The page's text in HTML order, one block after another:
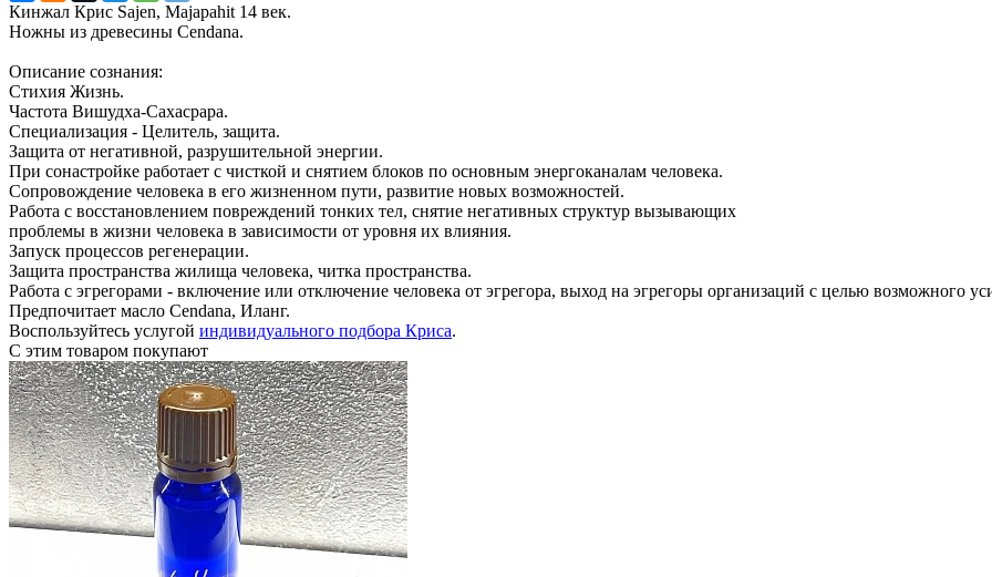
Кинжал Крис Sajen, Majapahit 14 век.
Ножны из древесины Сеndana.
Описание сознания:
Стихия Жизнь.
Частота Вишудха-Сахасрара.
Специализация - Целитель, защита.
Защита от негативной, разрушительной энергии.
При сонастройке работает с чисткой и снятием блоков по основным энергоканалам человека.
Сопровождение человека в его жизненном пути, развитие новых возможностей.
Работа с восстановлением повреждений тонких тел, снятие негативных структур вызывающих
проблемы в жизни человека в зависимости от уровня их влияния.
Запуск процессов регенерации.
Защита пространства жилища человека, читка пространства.
Работа с эгрегорами - включение или отключение человека от эгрегора, выход на эгрегоры организаций с целью возможного
Предпочитает масло Сendana, Иланг.
Воспользуйтесь услугой индивидуального подбора Криса.
С этим товаром покупают